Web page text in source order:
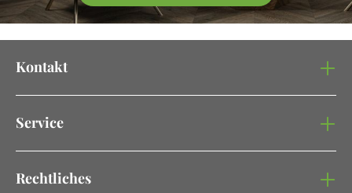
Kontakt
Service
Rechtliches